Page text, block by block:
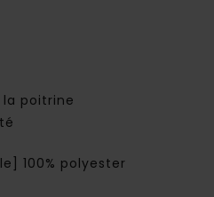
poitrine
100% polyester